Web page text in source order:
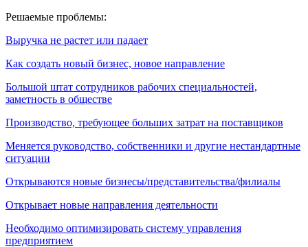
Решаемые проблемы:
Выручка не растет или падает
Как создать новый бизнес, новое направление
Большой штат сотрудников рабочих специальностей,
заметность в обществе
Производство, требующее больших затрат на поставщиков
Меняется руководство, собственники и другие нестандартные
ситуации
Открываются новые бизнесы/представительства/филиалы
Открывает новые направления деятельности
Необходимо оптимизировать систему управления
предприятием